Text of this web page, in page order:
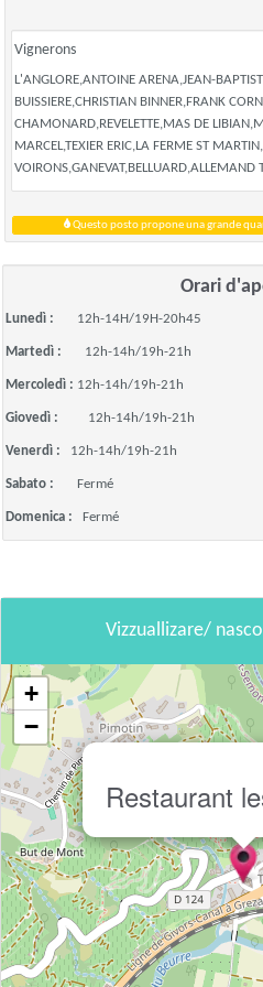
Vignerons
L'ANGLORE,ANTOINE ARENA,JEAN-
BUISSIERE,CHRISTIAN BINNER,FRANK
CHAMONARD,REVELETTE,MAS DE
MARCEL,TEXIER ERIC,LA FERME ST
VOIRONS,GANEVAT,BELLUARD,ALLEMAND
Questo posto propone una grande
Orari
Lunedì : 12h-14H/19H-20h45
Martedì : 12h-14h/19h-21h
Mercoledì : 12h-14h/19h-21h
Giovedì : 12h-14h/19h-21h
Venerdì : 12h-14h/19h-21h
Sabato : Fermé
Domenica : Fermé
Vizzuallizare/
Restaurant
+
−